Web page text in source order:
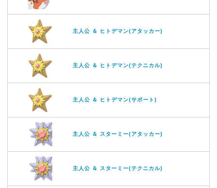
主人公 ＆ ヒトデマン(アタッカー)
主人公 ＆ ヒトデマン(テクニカル)
主人公 ＆ ヒトデマン(サポート)
主人公 ＆ スターミー(アタッカー)
主人公 ＆ スターミー(テクニカル)